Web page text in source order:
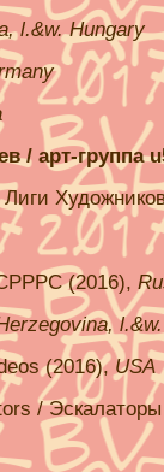
l.&w. Hungary
/ арт-группа
(2016),
(2016), USA
/